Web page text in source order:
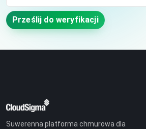
Prześlij do weryfikacji
Suwerenna platforma chmurowa dla